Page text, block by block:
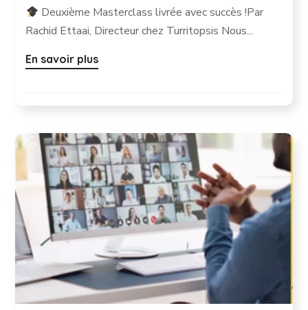
Deuxième Masterclass livrée avec succès !Par
Rachid Ettaai, Directeur chez Turritopsis Nous...
En savoir plus